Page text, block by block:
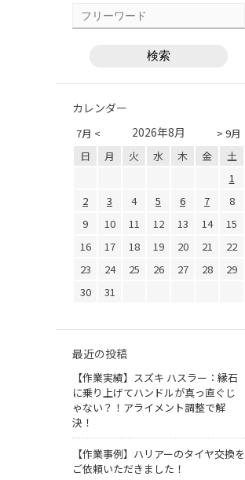
カレンダー
7月 < > 9月
2026年8月
日 月 火 水 木 金
土
1
2
3 4 5 6 7
8
9
10 11 12 13 14
15
16
17 18 19 20 21
22
23
24 25 26 27 28
29
30
31
最近の投稿
【作業実績】スズキ ハスラー：縁石
に乗り上げてハンドルが真っ直ぐじ
ゃない？！アライメント調整で解
決！
【作業事例】ハリアーのタイヤ交換を
ご依頼いただきました！